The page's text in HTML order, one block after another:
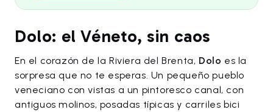
Dolo: el Véneto, sin caos
En el corazón de la Riviera del Brenta, Dolo es la
sorpresa que no te esperas. Un pequeño pueblo
veneciano con vistas a un pintoresco canal, con
antiguos molinos, posadas típicas y carriles bici